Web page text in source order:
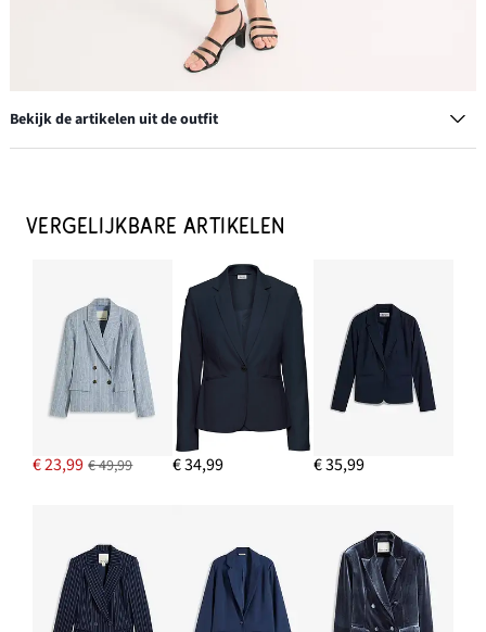
Bekijk de artikelen uit de outfit
€ 15,99
IN WINKELMANDJE
€ 14,99
IN WINKELMANDJE
Shirt met ronde hals (set van 5)
IN WINKELMANDJE
VERGELIJKBARE ARTIKELEN
€ 23,99 € 49,99 € 34,99 € 35,99